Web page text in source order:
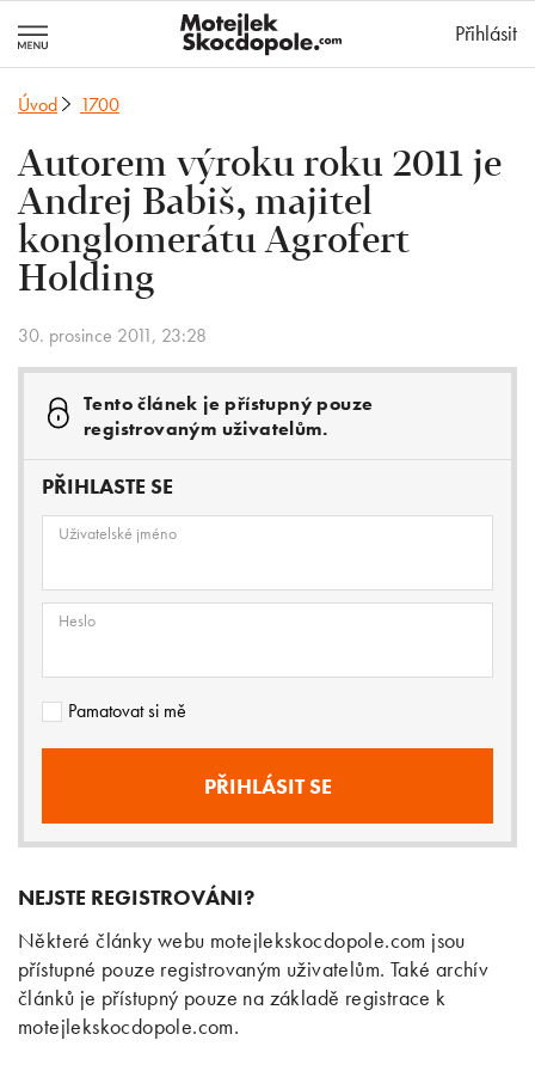
Přihlásit
Úvod 1700
Autorem výroku roku 2011 je
Andrej Babiš, majitel
konglomerátu Agrofert
Holding
30. prosince 2011, 23:28
Tento článek je přístupný pouze
registrovaným uživatelům.
PŘIHLASTE SE
Uživatelské jméno
Heslo
Pamatovat si mě
NEJSTE REGISTROVÁNI?
Některé články webu motejlekskocdopole.com jsou
přístupné pouze registrovaným uživatelům. Také archív
článků je přístupný pouze na základě registrace k
motejlekskocdopole.com.